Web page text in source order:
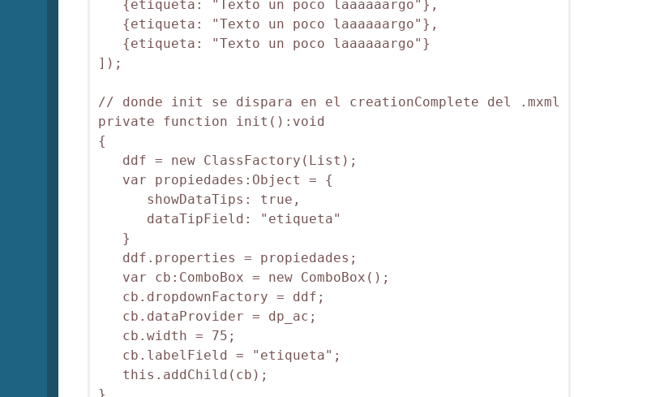
{etiqueta: "Texto un poco laaaaaargo"},
{etiqueta: "Texto un poco laaaaaargo"},
{etiqueta: "Texto un poco laaaaaargo"}
]);
// donde init se dispara en el creationComplete del .mxml
private function init():void
{
ddf = new ClassFactory(List);
var propiedades:Object = {
showDataTips: true,
dataTipField: "etiqueta"
}
ddf.properties = propiedades;
var cb:ComboBox = new ComboBox();
cb.dropdownFactory = ddf;
cb.dataProvider = dp_ac;
cb.width = 75;
cb.labelField = "etiqueta";
this.addChild(cb);